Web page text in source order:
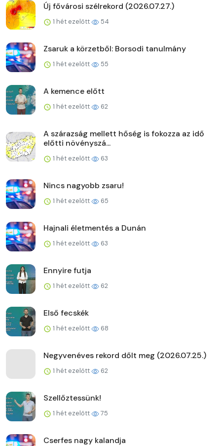
Új fővárosi szélrekord (2026.07.27.)
1 hét ezelőtt 54
Zsaruk a körzetből: Borsodi tanulmány
1 hét ezelőtt 55
A kemence előtt
1 hét ezelőtt 62
A szárazság mellett hőség is fokozza az idő
előtti növényszá...
1 hét ezelőtt 63
Nincs nagyobb zsaru!
1 hét ezelőtt 65
Hajnali életmentés a Dunán
1 hét ezelőtt 63
Ennyire futja
1 hét ezelőtt 62
Első fecskék
1 hét ezelőtt 68
Negyvenéves rekord dőlt meg (2026.07.25.)
1 hét ezelőtt 62
Szellőztessünk!
1 hét ezelőtt 75
Cserfes nagy kalandja